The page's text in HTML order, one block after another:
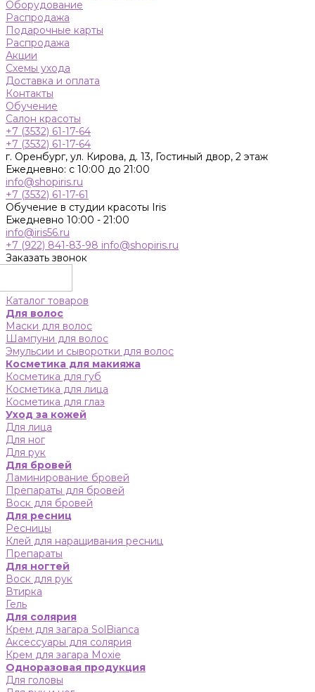
Оборудование
Распродажа
Подарочные карты
Распродажа
Акции
Схемы ухода
Доставка и оплата
Контакты
Обучение
Салон красоты
+7 (3532) 61-17-64
+7 (3532) 61-17-64
г. Оренбург, ул. Кирова, д. 13, Гостиный двор, 2 этаж
Ежедневно: с 10:00 до 21:00
info@shopiris.ru
+7 (3532) 61-17-61
Обучение в студии красоты Iris
Ежедневно 10:00 - 21:00
info@iris56.ru
+7 (922) 841-83-98 info@shopiris.ru
Заказать звонок
Каталог товаров
Для волос
Маски для волос
Шампуни для волос
Эмульсии и сыворотки для волос
Косметика для макияжа
Косметика для губ
Косметика для лица
Косметика для глаз
Уход за кожей
Для лица
Для ног
Для рук
Для бровей
Ламинирование бровей
Препараты для бровей
Воск для бровей
Для ресниц
Ресницы
Клей для наращивания ресниц
Препараты
Для ногтей
Воск для рук
Втирка
Гель
Для солярия
Крем для загара SolBianca
Аксессуары для солярия
Крем для загара Moxie
Одноразовая продукция
Для головы